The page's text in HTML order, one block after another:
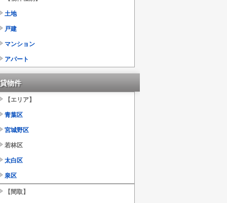
土地
戸建
マンション
アパート
物件
【エリア】
青葉区
宮城野区
若林区
太白区
泉区
【間取】